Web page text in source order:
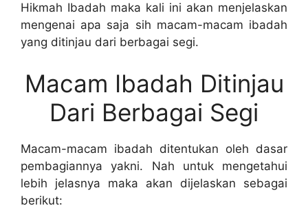
Hikmah Ibadah maka kali ini akan menjelaskan
mengenai apa saja sih macam-macam ibadah
yang ditinjau dari berbagai segi.
Macam Ibadah Ditinjau
Dari Berbagai Segi
Macam-macam ibadah ditentukan oleh dasar
pembagiannya yakni. Nah untuk mengetahui
lebih jelasnya maka akan dijelaskan sebagai
berikut: